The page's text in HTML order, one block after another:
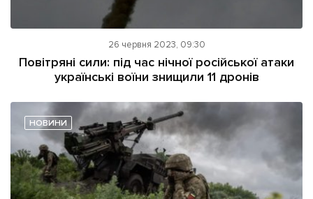
26 червня 2023, 09:30
Повітряні сили: під час нічної російської атаки
українські воїни знищили 11 дронів
НОВИНИ